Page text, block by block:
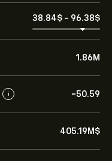
38.84‎$‎ - 96.38‎$‎
1.86M
i -50.59
405.19M‎$‎